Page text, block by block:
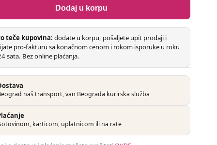
Dodaj u korpu
teče kupovina: dodate u korpu, pošaljete upit prodaji i
pro-fakturu sa konačnom cenom i rokom isporuke u roku
sata. Bez online plaćanja.
naš transport, van Beograda kurirska služba
karticom, uplatnicom ili na rate